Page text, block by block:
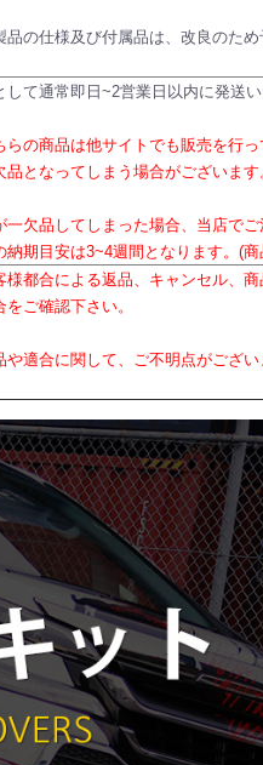
の仕様及び付属品は、改良のた
して通常即日~2営業日以内に発送い
の商品は他サイトでも販売を行
品となってしまう場合がございます
欠品してしまった場合、当店で
納期目安は3~4週間となります。(
様都合による返品、キャンセル、
をご確認下さい。
や適合に関して、ご不明点がござ